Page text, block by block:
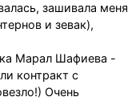
зашивала меня
и зевак),
Марал Шафиева -
контракт с
Очень